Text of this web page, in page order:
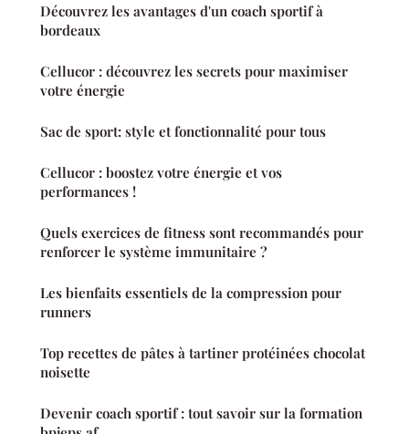
Découvrez les avantages d'un coach sportif à
bordeaux
Cellucor : découvrez les secrets pour maximiser
votre énergie
Sac de sport: style et fonctionnalité pour tous
Cellucor : boostez votre énergie et vos
performances !
Quels exercices de fitness sont recommandés pour
renforcer le système immunitaire ?
Les bienfaits essentiels de la compression pour
runners
Top recettes de pâtes à tartiner protéinées chocolat
noisette
Devenir coach sportif : tout savoir sur la formation